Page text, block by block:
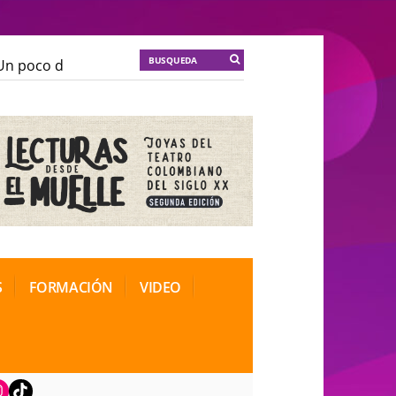
poco de locura para la cordura
Soma
Soma
de Teatro Rosa
FORMACIÓN VIDEO
TikTok